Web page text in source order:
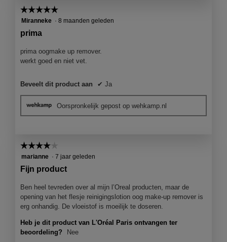
☆☆☆☆☆
☆☆☆☆☆
5
van
5
sterren.
Miranneke · 8 maanden geleden
prima
prima oogmake up remover.
werkt goed en niet vet.
Beveelt dit product aan ✔ Ja
Oorspronkelijk gepost op wehkamp.nl
☆☆☆☆☆
☆☆☆☆☆
4
van
sterren.
marianne · 7 jaar geleden
Fijn product
Ben heel tevreden over al mijn l’Oreal producten, maar de
opening van het flesje reinigingslotion oog make-up remover is
erg onhandig. De vloeistof is moeilijk te doseren.
Heb je dit product van L'Oréal Paris ontvangen ter
beoordeling?
Nee